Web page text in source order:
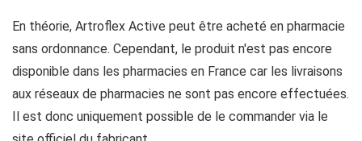
En théorie, Artroflex Active peut être acheté en pharmacie
sans ordonnance. Cependant, le produit n'est pas encore
disponible dans les pharmacies en France car les livraisons
aux réseaux de pharmacies ne sont pas encore effectuées.
Il est donc uniquement possible de le commander via le